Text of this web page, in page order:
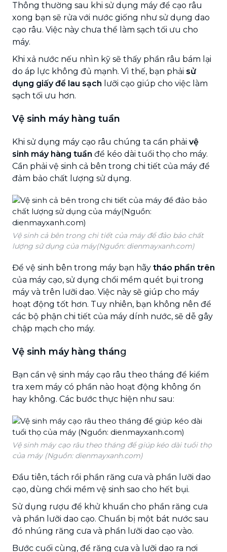
Thông thường sau khi sử dụng máy để cạo râu
xong bạn sẽ rửa với nước giống như sử dụng dao
cạo râu. Việc này chưa thể làm sạch tối ưu cho
máy.
Khi xả nước nếu nhìn kỹ sẽ thấy phần râu bám lại
do áp lực không đủ mạnh. Vì thế, bạn phải sử
dụng giấy để lau sạch lưỡi cạo giúp cho việc làm
sạch tối ưu hơn.
Vệ sinh máy hàng tuần
Khi sử dụng máy cạo râu chúng ta cần phải vệ
sinh máy hàng tuần để kéo dài tuổi thọ cho máy.
Cần phải vệ sinh cả bên trong chi tiết của máy để
đảm bảo chất lượng sử dụng.
Vệ sinh cả bên trong chi tiết của máy để đảo bảo chất
lượng sử dụng của máy(Nguồn: dienmayxanh.com)
Để vệ sinh bên trong máy bạn hãy tháo phần trên
của máy cạo, sử dụng chổi mềm quét bụi trong
máy và trên lưỡi dao. Việc này sẽ giúp cho máy
hoạt động tốt hơn. Tuy nhiên, bạn không nên để
các bộ phận chi tiết của máy dính nước, sẽ dễ gây
chập mạch cho máy.
Vệ sinh máy hàng tháng
Bạn cần vệ sinh máy cạo râu theo tháng để kiểm
tra xem máy có phần nào hoạt động không ổn
hay không. Các bước thực hiện như sau:
Vệ sinh máy cạo râu theo tháng để giúp kéo dài tuổi thọ
của máy (Nguồn: dienmayxanh.com)
Đầu tiên, tách rồi phần răng cưa và phần lưỡi dao
cạo, dùng chổi mềm vệ sinh sao cho hết bụi.
Sử dụng rượu để khử khuẩn cho phần răng cưa
và phần lưỡi dao cạo. Chuẩn bị một bát nước sau
đó nhúng răng cưa và phần lưỡi dao cạo vào.
Bước cuối cùng, để răng cưa và lưỡi dao ra nơi